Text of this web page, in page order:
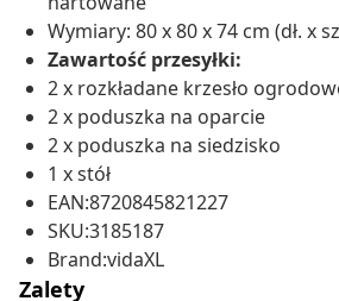
Wymiary: 80 x 80 x 74 cm (dł. x
Zawartość przesyłki:
2 x rozkładane krzesło
2 x poduszka na oparcie
2 x poduszka na siedzisko
1 x stół
EAN:8720845821227
SKU:3185187
Brand:vidaXL
Zalety